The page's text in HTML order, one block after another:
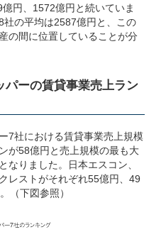
円、1572億円と続いていま
の平均は2587億円と、この
の間に位置していることが分
パーの賃貸事業売上ラン
7社における賃貸事業売上規模
が58億円と売上規模の最も大
なりました。日本エスコン、
レストがそれぞれ55億円、49
（下図参照）